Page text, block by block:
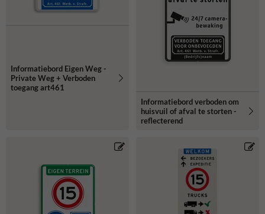
Informatiebord Eigen Weg -
Private Weg + Verboden
toegang art461
Informatiebord verboden om
huisvuil of afval te storten -
reflecterend